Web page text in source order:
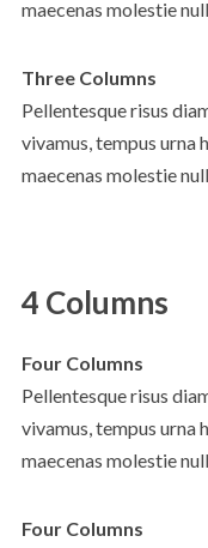
maecenas molestie
Three Columns
Pellentesque risus
vivamus, tempus urna
maecenas molestie
4 Columns
Four Columns
Pellentesque risus
vivamus, tempus urna
maecenas molestie
Four Columns